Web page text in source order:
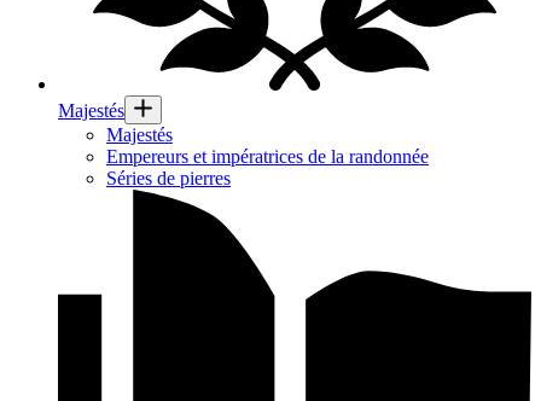
Majestés
Majestés
Empereurs et impératrices de la randonnée
Séries de pierres